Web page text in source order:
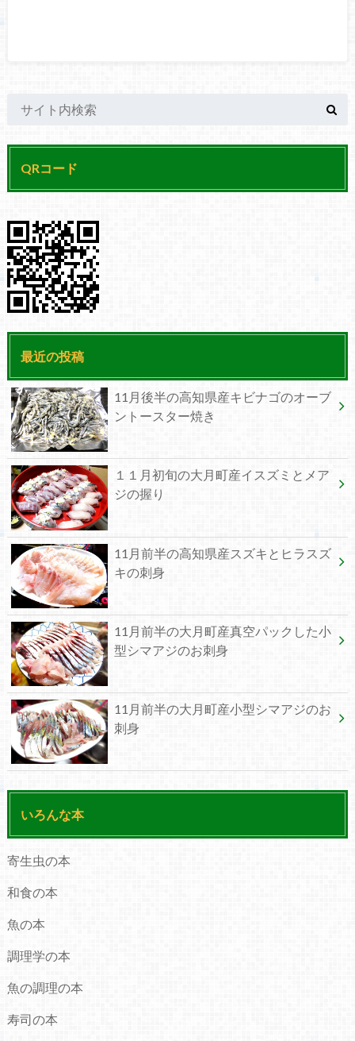
QRコード
最近の投稿
11月後半の高知県産キビナゴのオーブ
ントースター焼き
１１月初旬の大月町産イスズミとメア
ジの握り
11月前半の高知県産スズキとヒラスズ
キの刺身
11月前半の大月町産真空パックした小
型シマアジのお刺身
11月前半の大月町産小型シマアジのお
刺身
いろんな本
寄生虫の本
和食の本
魚の本
調理学の本
魚の調理の本
寿司の本